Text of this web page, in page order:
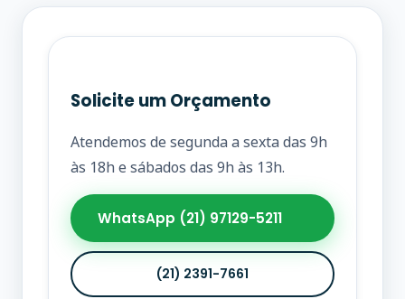
Solicite um Orçamento
Atendemos de segunda a sexta das 9h
às 18h e sábados das 9h às 13h.
WhatsApp (21) 97129-5211
(21) 2391-7661